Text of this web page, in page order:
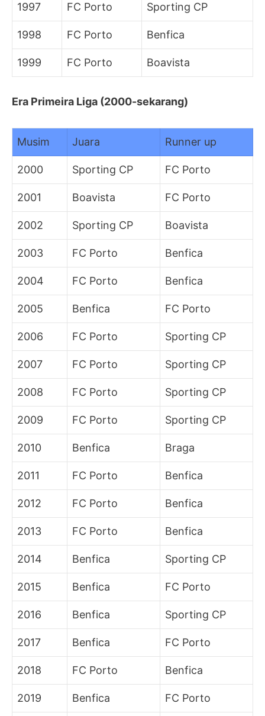
1997 FC Porto Sporting CP
1998 FC Porto Benfica
1999 FC Porto Boavista
Era Primeira Liga (2000-sekarang)
Musim Juara Runner up
2000 Sporting CP FC Porto
2001 Boavista FC Porto
2002 Sporting CP Boavista
2003 FC Porto Benfica
2004 FC Porto Benfica
2005 Benfica FC Porto
2006 FC Porto Sporting CP
2007 FC Porto Sporting CP
2008 FC Porto Sporting CP
2009 FC Porto Sporting CP
2010 Benfica Braga
2011 FC Porto Benfica
2012 FC Porto Benfica
2013 FC Porto Benfica
2014 Benfica Sporting CP
2015 Benfica FC Porto
2016 Benfica Sporting CP
2017 Benfica FC Porto
2018 FC Porto Benfica
2019 Benfica FC Porto